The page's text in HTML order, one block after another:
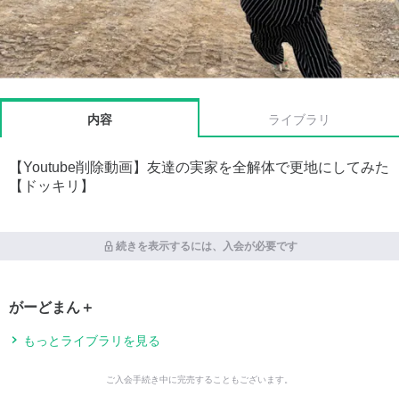
内容 ライブラリ
【Youtube削除動画】友達の実家を全解体で更地にしてみた
【ドッキリ】
続きを表示するには、入会が必要です
がーどまん＋
もっとライブラリを見る
ご入会手続き中に完売することもございます。